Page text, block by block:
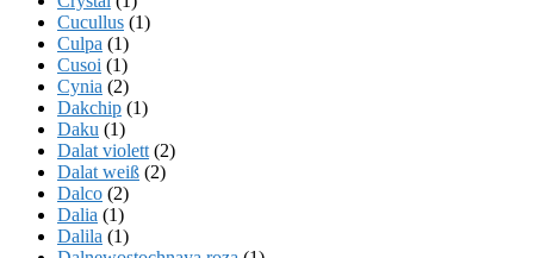
Cucullus (1)
Culpa (1)
Cusoi (1)
Cynia (2)
Dakchip (1)
Daku (1)
Dalat violett (2)
Dalat weiß (2)
Dalco (2)
Dalia (1)
Dalila (1)